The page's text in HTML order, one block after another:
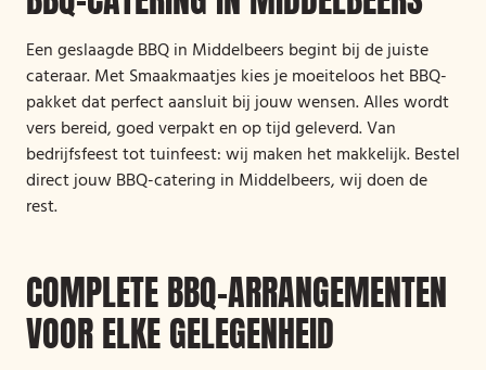
Een geslaagde BBQ in Middelbeers begint bij de juiste
cateraar. Met Smaakmaatjes kies je moeiteloos het BBQ-
pakket dat perfect aansluit bij jouw wensen. Alles wordt
vers bereid, goed verpakt en op tijd geleverd. Van
bedrijfsfeest tot tuinfeest: wij maken het makkelijk. Bestel
direct jouw BBQ-catering in Middelbeers, wij doen de
rest.
COMPLETE BBQ-ARRANGEMENTEN
VOOR ELKE GELEGENHEID